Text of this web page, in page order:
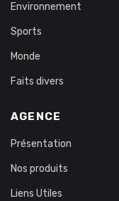
Environnement
Sports
Monde
Faits divers
AGENCE
Présentation
Nos produits
Liens Utiles